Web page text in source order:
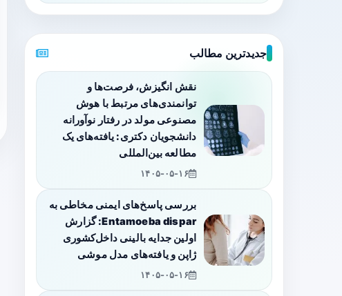
جدیدترین مطالب
نقش انگیزش، فرصت‌ها و
توانمندی‌های مرتبط با هوش
مصنوعی مولد در رفتار نوآورانه
دانشجویان دکتری: یافته‌های یک
مطالعه بین‌المللی
۱۴۰۵-۰۵-۱۶
بررسی پاسخ‌های ایمنی مخاطی به
Entamoeba dispar: گزارش
اولین جدایه بالینی داخل‌کشوری
ژاپن و یافته‌های مدل موشی
۱۴۰۵-۰۵-۱۶